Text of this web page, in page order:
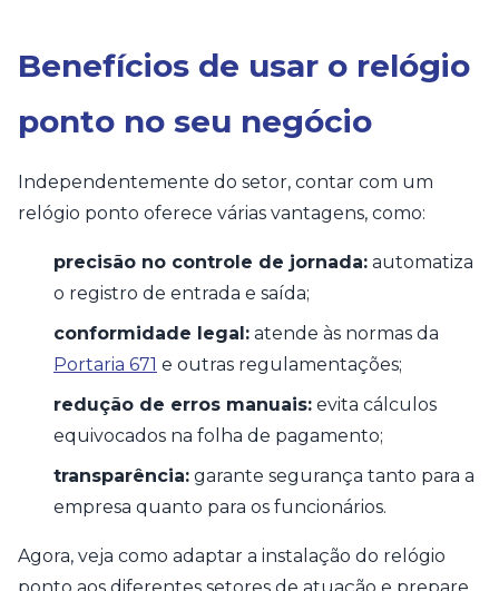
Benefícios de usar o relógio
ponto no seu negócio
Independentemente do setor, contar com um
relógio ponto oferece várias vantagens, como:
precisão no controle de jornada: automatiza
o registro de entrada e saída;
conformidade legal: atende às normas da
Portaria 671 e outras regulamentações;
redução de erros manuais: evita cálculos
equivocados na folha de pagamento;
transparência: garante segurança tanto para a
empresa quanto para os funcionários.
Agora, veja como adaptar a instalação do relógio